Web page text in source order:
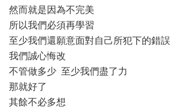
然而就是因為不完美
所以我們必須再學習
至少我們還願意面對自己所犯下的錯誤
我們誠心悔改
不管做多少 至少我們盡了力
那就好了
其餘不必多想